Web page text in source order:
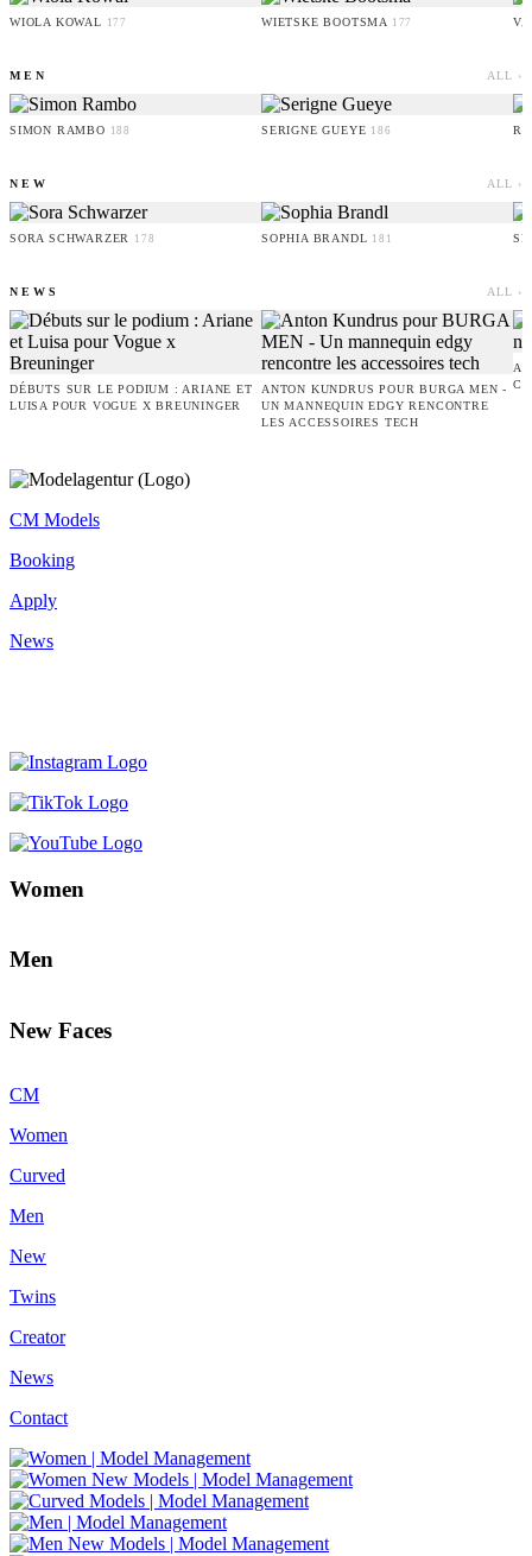
WIOLA KOWAL 177 WIETSKE BOOTSMA 177
MEN ALL ›
SIMON RAMBO 188 SERIGNE GUEYE 186
NEW ALL ›
SORA SCHWARZER 178 SOPHIA BRANDL 181
NEWS ALL ›
DÉBUTS SUR LE PODIUM : ARIANE ET
LUISA POUR VOGUE X BREUNINGER
ANTON KUNDRUS POUR BURGA MEN -
UN MANNEQUIN EDGY RENCONTRE
LES ACCESSOIRES TECH
CM Models
Booking
Apply
News
Women
Men
New Faces
CM
Women
Curved
Men
New
Twins
Creator
News
Contact